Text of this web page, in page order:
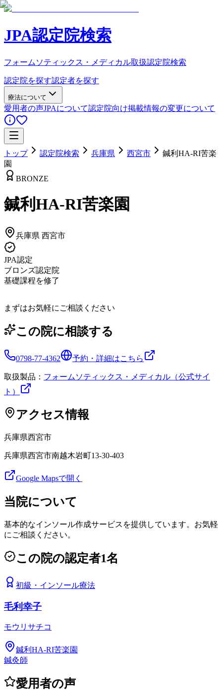
JPA認定院検索
フォームソティックス・メディカル取扱認定院検索
認定院を探す認定者を探す
療法について
愛用者の声JPAについて認定院向け掲載情報の変更について
トップ 認定院検索 兵庫県 西宮市
鍼利HA-RI苦楽
園
BRONZE
鍼利HA-RI苦楽園
兵庫県 西宮市
JPA認定
ブロンズ認定院
基礎課程を修了
まずはお気軽にご相談ください
この院に相談する
0798-77-4362 予約・詳細はこちら
取扱製品： フォームソティックス・メディカル（公式サイ
ト）
アクセス情報
兵庫県西宮市
兵庫県西宮市南越木岩町13-30-403
Google Mapsで開く
当院について
基本的なインソール作成サービスを提供しています。お気軽
にご相談ください。
この院の認定者1名
初級 ・ インソール療法
毛利幸子
モウリサチコ
鍼利HA-RI苦楽園
鍼灸師
愛用者の声